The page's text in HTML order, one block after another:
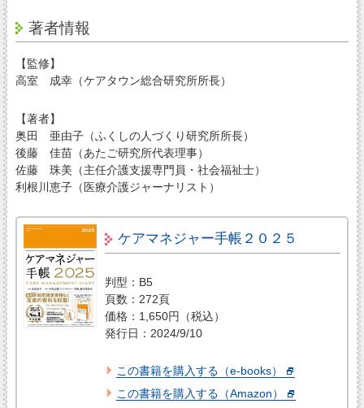
著者情報
【監修】
高室 成幸（ケアタウン総合研究所所長）
【著者】
奥田 亜由子（ふくしの人づくり研究所所長）
後藤 佳苗（あたご研究所代表理事）
佐藤 珠美（主任介護支援専門員・社会福祉士）
利根川恵子（医療介護ジャーナリスト）
ケアマネジャー手帳２０２５
判型：B5
頁数：272頁
価格：1,650円（税込）
発行日：2024/9/10
この書籍を購入する（e-books）
この書籍を購入する（Amazon）